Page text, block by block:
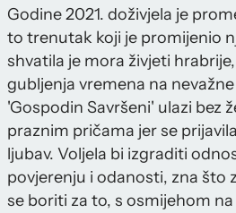
Godine 2021. doživjela je
to trenutak koji je promijenio
shvatila je mora živjeti
gubljenja vremena na
'Gospodin Savršeni' ulazi bez
praznim pričama jer se
ljubav. Voljela bi izgraditi
povjerenju i odanosti, zna što
se boriti za to, s osmijehom